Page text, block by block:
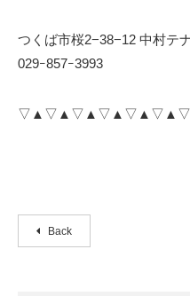
つくば市桜2−38−12 中村テ
029ｰ857ｰ3993
Back